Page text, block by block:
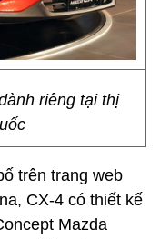
riêng tại thị
trên trang web
CX-4 có thiết kế
Mazda